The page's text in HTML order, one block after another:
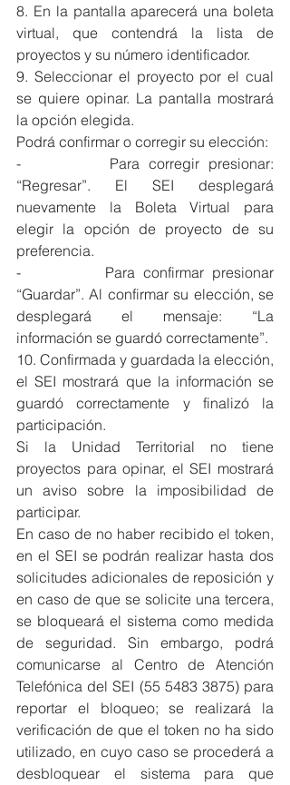
8. En la pantalla aparecerá una boleta
virtual, que contendrá la lista de
proyectos y su número identificador.
9. Seleccionar el proyecto por el cual
se quiere opinar. La pantalla mostrará
la opción elegida.
Podrá confirmar o corregir su elección:
-          Para corregir presionar:
“Regresar”. El SEI desplegará
nuevamente la Boleta Virtual para
elegir la opción de proyecto de su
preferencia.
-          Para confirmar presionar
“Guardar”. Al confirmar su elección, se
desplegará el mensaje: “La
información se guardó correctamente”.
10. Confirmada y guardada la elección,
el SEI mostrará que la información se
guardó correctamente y finalizó la
participación.
Si la Unidad Territorial no tiene
proyectos para opinar, el SEI mostrará
un aviso sobre la imposibilidad de
participar.
En caso de no haber recibido el token,
en el SEI se podrán realizar hasta dos
solicitudes adicionales de reposición y
en caso de que se solicite una tercera,
se bloqueará el sistema como medida
de seguridad. Sin embargo, podrá
comunicarse al Centro de Atención
Telefónica del SEI (55 5483 3875) para
reportar el bloqueo; se realizará la
verificación de que el token no ha sido
utilizado, en cuyo caso se procederá a
desbloquear el sistema para que